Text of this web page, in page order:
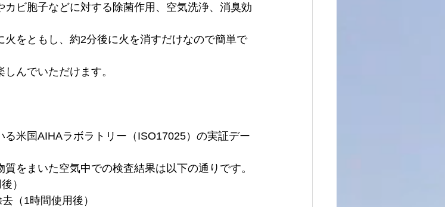
ビ胞子などに対する除菌作用、空気洗浄、消臭効
をともし、約2分後に火を消すだけなので簡単で
んでいただけます。
米国AIHAラボラトリー（ISO17025）の実証デー
をまいた空気中での検査結果は以下の通りです。
）
（1時間使用後）